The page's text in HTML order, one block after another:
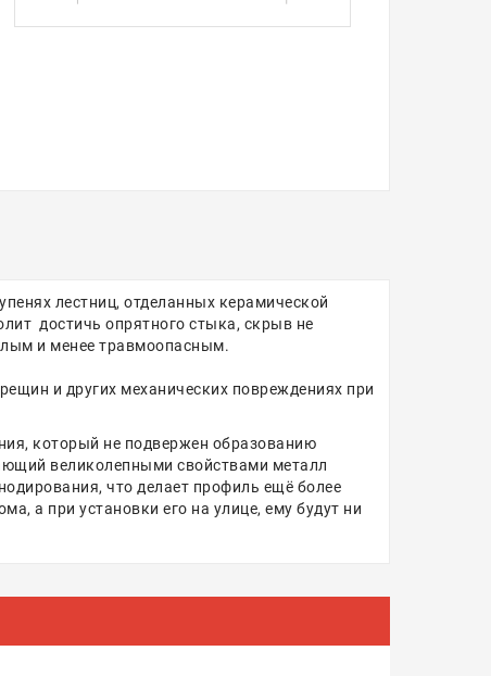
лестниц, отделанных керамической
достичь опрятного стыка, скрыв не
и менее травмоопасным.
и других механических повреждениях при
который не подвержен образованию
великолепными свойствами металл
что делает профиль ещё более
а при установки его на улице, ему будут ни